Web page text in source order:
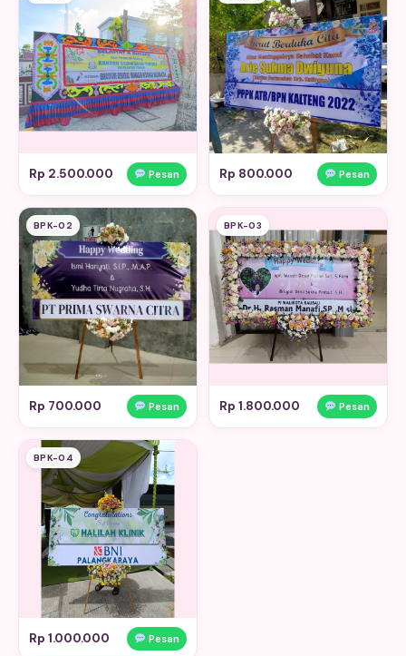
Rp 2.500.000 Pesan Rp 800.000 Pesan
BPK-02
Rp 700.000 Pesan
BPK-03
Rp 1.800.000 Pesan
BPK-04
Rp 1.000.000 Pesan